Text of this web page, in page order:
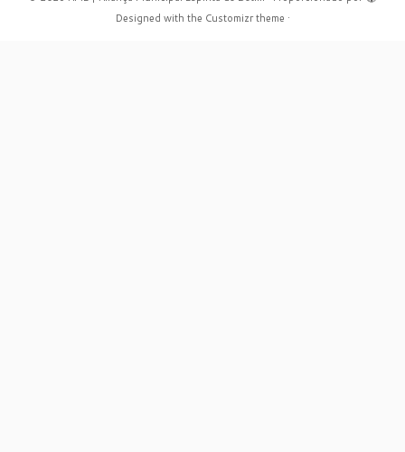
Designed with the Customizr theme ·